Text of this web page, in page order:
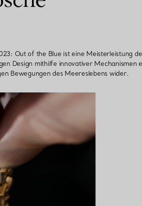
Out of the Blue ist eine Meisterleistung
Design mithilfe innovativer Mechanismen
Bewegungen des Meereslebens wider.